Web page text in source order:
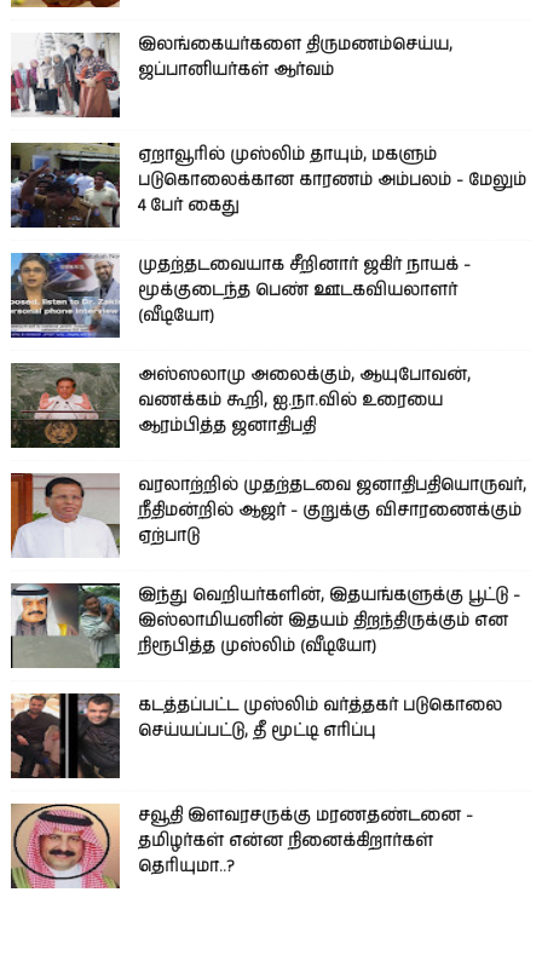
இலங்கையர்களை திருமணம்செய்ய,
ஜப்பானியர்கள் ஆர்வம்
ஏறாவூரில் முஸ்லிம் தாயும், மகளும்
படுகொலைக்கான காரணம் அம்பலம் - மேலும்
4 பேர் கைது
முதற்தடவையாக சீறினார் ஜகிர் நாயக் -
மூக்குடைந்த பெண் ஊடகவியலாளர்
(வீடியோ)
அஸ்ஸலாமு அலைக்கும், ஆயுபோவன்,
வணக்கம் கூறி, ஐ.நா.வில் உரையை
ஆரம்பித்த ஜனாதிபதி
வரலாற்றில் முதற்தடவை ஜனாதிபதியொருவர்,
நீதிமன்றில் ஆஜர் - குறுக்கு விசாரணைக்கும்
ஏற்பாடு
இந்து வெறியர்களின், இதயங்களுக்கு பூட்டு -
இஸ்லாமியனின் இதயம் திறந்திருக்கும் என
நிரூபித்த முஸ்லிம் (வீடியோ)
கடத்தப்பட்ட முஸ்லிம் வர்த்தகர் படுகொலை
செய்யப்பட்டு, தீ மூட்டி எரிப்பு
சவூதி இளவரசருக்கு மரணதண்டனை -
தமிழர்கள் என்ன நினைக்கிறார்கள்
தெரியுமா..?